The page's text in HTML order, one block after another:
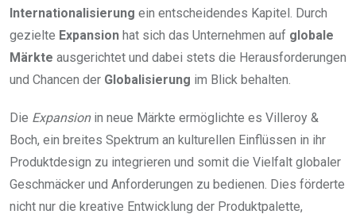
Internationalisierung ein entscheidendes Kapitel. Durch
gezielte Expansion hat sich das Unternehmen auf globale
Märkte ausgerichtet und dabei stets die Herausforderungen
und Chancen der Globalisierung im Blick behalten.
Die Expansionin neue Märkte ermöglichte es Villeroy &
Boch, ein breites Spektrum an kulturellen Einflüssen in ihr
Produktdesign zu integrieren und somit die Vielfalt globaler
Geschmäcker und Anforderungen zu bedienen. Dies förderte
nicht nur die kreative Entwicklung der Produktpalette,